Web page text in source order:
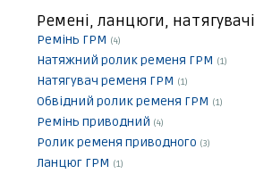
Ремені, ланцюги, натягувачі
Ремінь ГРМ (4)
Натяжний ролик ременя ГРМ (1)
Натягувач ременя ГРМ (1)
Обвідний ролик ременя ГРМ (1)
Ремінь приводний (4)
Ролик ременя приводного (3)
Ланцюг ГРМ (1)